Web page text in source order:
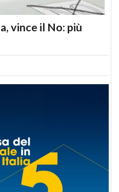
vince il No: più